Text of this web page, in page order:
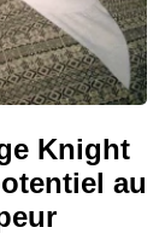
Knight
au